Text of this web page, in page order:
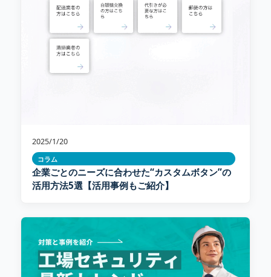
2025/1/20
コラム
企業ごとのニーズに合わせた“カスタムボタン”の
活用方法5選【活用事例もご紹介】